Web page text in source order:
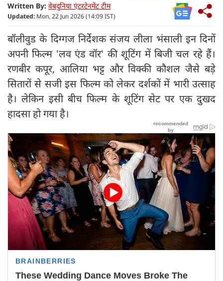
Written By: वेबदुनिया एंटरटेनमेंट टीम
Updated: Mon, 22 Jun 2026 (14:09 IST)
बॉलीवुड के दिग्गज निर्देशक संजय लीला भंसाली इन दिनों
अपनी फिल्म 'लव एंड वॉर' की शूटिंग में बिजी चल रहे हैं।
रणबीर कपूर, आलिया भट्ट और विक्की कौशल जैसे बड़े
सितारों से सजी इस फिल्म को लेकर दर्शकों में भारी उत्साह
है। लेकिन इसी बीच फिल्म के शूटिंग सेट पर एक दुखद
हादसा हो गया है।